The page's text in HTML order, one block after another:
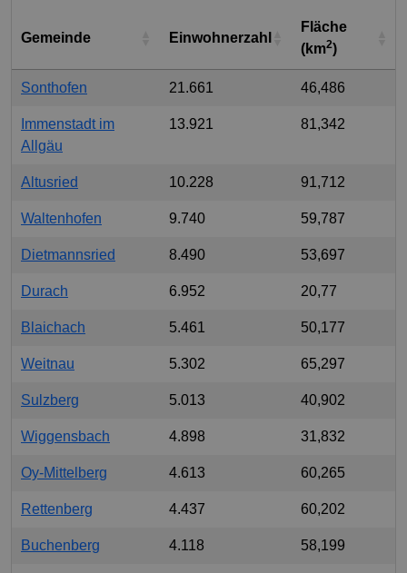
Gemeinde Einwohnerzahl
Fläche
(km2)
Sonthofen 21.661 46,486
Immenstadt im
Allgäu
13.921 81,342
Altusried 10.228 91,712
Waltenhofen 9.740 59,787
Dietmannsried 8.490 53,697
Durach 6.952 20,77
Blaichach 5.461 50,177
Weitnau 5.302 65,297
Sulzberg 5.013 40,902
Wiggensbach 4.898 31,832
Oy-Mittelberg 4.613 60,265
Rettenberg 4.437 60,202
Buchenberg 4.118 58,199